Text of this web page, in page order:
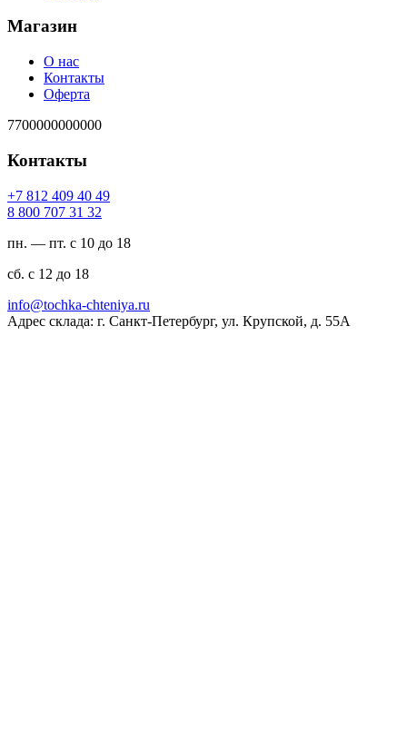
Магазин
О нас
Контакты
Оферта
7700000000000
Контакты
94 04 904 218 7+
23 13 707 008 8
пн. — пт. с 10 до 18
сб. с 12 до 18
ur.ayinethc-akhcot@ofni
Адрес склада: г. Санкт-Петербург, ул. Крупской, д. 55А